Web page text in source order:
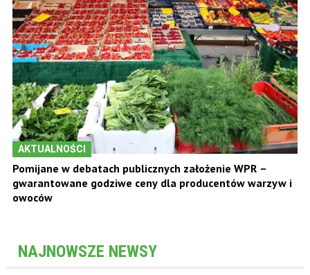
AKTUALNOŚCI
Pomijane w debatach publicznych założenie WPR –
gwarantowane godziwe ceny dla producentów warzyw i
owoców
NAJNOWSZE NEWSY